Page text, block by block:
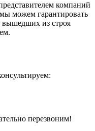
компаний
можем гарантировать
вышедших из строя
перезвоним!